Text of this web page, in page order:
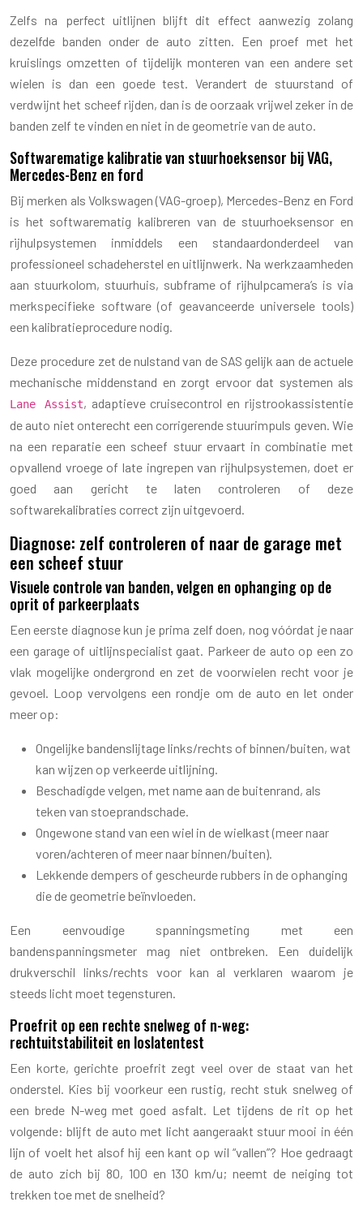
Zelfs na perfect uitlijnen blijft dit effect aanwezig zolang
dezelfde banden onder de auto zitten. Een proef met het
kruislings omzetten of tijdelijk monteren van een andere set
wielen is dan een goede test. Verandert de stuurstand of
verdwijnt het scheef rijden, dan is de oorzaak vrijwel zeker in de
banden zelf te vinden en niet in de geometrie van de auto.
Softwarematige kalibratie van stuurhoeksensor bij VAG,
Mercedes-Benz en ford
Bij merken als Volkswagen (VAG-groep), Mercedes-Benz en Ford
is het softwarematig kalibreren van de stuurhoeksensor en
rijhulpsystemen inmiddels een standaardonderdeel van
professioneel schadeherstel en uitlijnwerk. Na werkzaamheden
aan stuurkolom, stuurhuis, subframe of rijhulpcamera’s is via
merkspecifieke software (of geavanceerde universele tools)
een kalibratieprocedure nodig.
Deze procedure zet de nulstand van de SAS gelijk aan de actuele
mechanische middenstand en zorgt ervoor dat systemen als
Lane Assist, adaptieve cruisecontrol en rijstrookassistentie
de auto niet onterecht een corrigerende stuurimpuls geven. Wie
na een reparatie een scheef stuur ervaart in combinatie met
opvallend vroege of late ingrepen van rijhulpsystemen, doet er
goed aan gericht te laten controleren of deze
softwarekalibraties correct zijn uitgevoerd.
Diagnose: zelf controleren of naar de garage met
een scheef stuur
Visuele controle van banden, velgen en ophanging op de
oprit of parkeerplaats
Een eerste diagnose kun je prima zelf doen, nog vóórdat je naar
een garage of uitlijnspecialist gaat. Parkeer de auto op een zo
vlak mogelijke ondergrond en zet de voorwielen recht voor je
gevoel. Loop vervolgens een rondje om de auto en let onder
meer op:
Ongelijke bandenslijtage links/rechts of binnen/buiten, wat
kan wijzen op verkeerde uitlijning.
Beschadigde velgen, met name aan de buitenrand, als
teken van stoeprandschade.
Ongewone stand van een wiel in de wielkast (meer naar
voren/achteren of meer naar binnen/buiten).
Lekkende dempers of gescheurde rubbers in de ophanging
die de geometrie beïnvloeden.
Een eenvoudige spanningsmeting met een
bandenspanningsmeter mag niet ontbreken. Een duidelijk
drukverschil links/rechts voor kan al verklaren waarom je
steeds licht moet tegensturen.
Proefrit op een rechte snelweg of n-weg:
rechtuitstabiliteit en loslatentest
Een korte, gerichte proefrit zegt veel over de staat van het
onderstel. Kies bij voorkeur een rustig, recht stuk snelweg of
een brede N-weg met goed asfalt. Let tijdens de rit op het
volgende: blijft de auto met licht aangeraakt stuur mooi in één
lijn of voelt het alsof hij een kant op wil “vallen”? Hoe gedraagt
de auto zich bij 80, 100 en 130 km/u; neemt de neiging tot
trekken toe met de snelheid?